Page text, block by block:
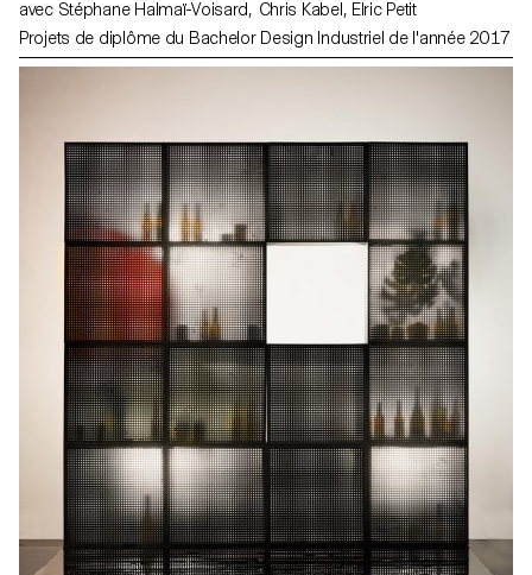
avec Stéphane Halmaï-Voisard, Chris Kabel, Elric Petit
Projets de diplôme du Bachelor Design Industriel de l'année 2017